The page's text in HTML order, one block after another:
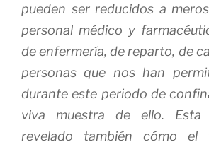
pueden ser reducidos a
personal médico y
de enfermería, de reparto, de
personas que nos han
durante este periodo de
viva muestra de ello. Esta
revelado también cómo